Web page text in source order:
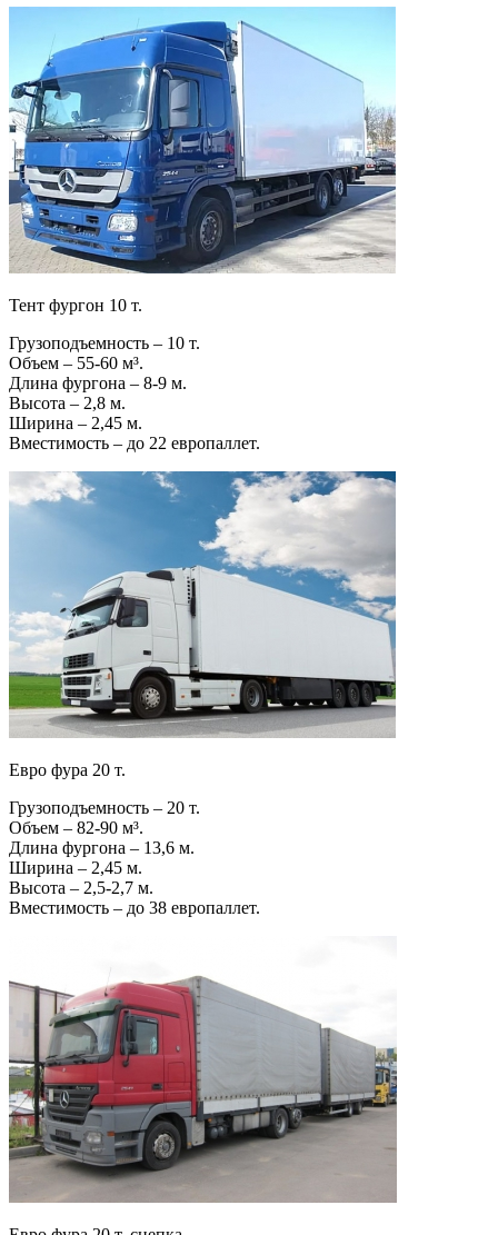
Тент фургон 10 т.
Грузоподъемность – 10 т.
Объем – 55-60 м³.
Длина фургона – 8-9 м.
Высота – 2,8 м.
Ширина – 2,45 м.
Вместимость – до 22 европаллет.
Евро фура 20 т.
Грузоподъемность – 20 т.
Объем – 82-90 м³.
Длина фургона – 13,6 м.
Ширина – 2,45 м.
Высота – 2,5-2,7 м.
Вместимость – до 38 европаллет.